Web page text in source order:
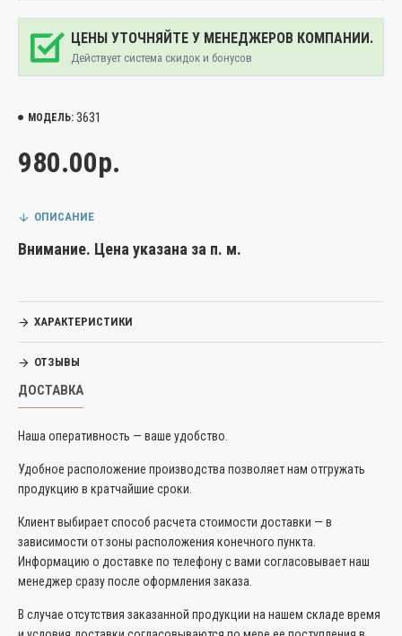
ЦЕНЫ УТОЧНЯЙТЕ У МЕНЕДЖЕРОВ КОМПАНИИ.
Действует система скидок и бонусов
МОДЕЛЬ: 3631
980.00р.
ОПИСАНИЕ
Внимание. Цена указана за п. м.
ХАРАКТЕРИСТИКИ
ОТЗЫВЫ
ДОСТАВКА
Наша оперативность — ваше удобство.
Удобное расположение производства позволяет нам отгружать
продукцию в кратчайшие сроки.
Клиент выбирает способ расчета стоимости доставки — в
зависимости от зоны расположения конечного пункта.
Информацию о доставке по телефону с вами согласовывает наш
менеджер сразу после оформления заказа.
В случае отсутствия заказанной продукции на нашем складе время